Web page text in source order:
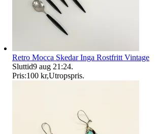
Retro Mocca Skedar Inga Rostfritt Vintage
Sluttid9 aug 21:24.
Pris:100 kr,Utropspris.